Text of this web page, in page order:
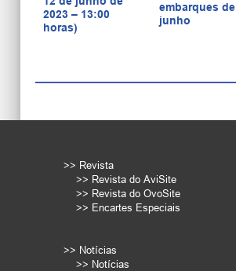
2023 – 13:00
horas)
embarques de
junho
>> Revista
>> Revista do AviSite
>> Revista do OvoSite
>> Encartes Especiais
>> Notícias
>> Notícias